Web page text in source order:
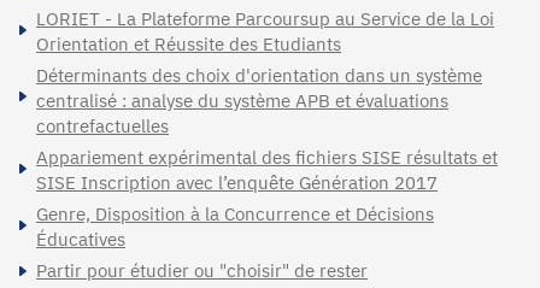
LORIET - La Plateforme Parcoursup au Service de la Loi
Orientation et Réussite des Etudiants
Déterminants des choix d'orientation dans un système
centralisé : analyse du système APB et évaluations
contrefactuelles
Appariement expérimental des fichiers SISE résultats et
SISE Inscription avec l’enquête Génération 2017
Genre, Disposition à la Concurrence et Décisions
Éducatives
Partir pour étudier ou "choisir" de rester